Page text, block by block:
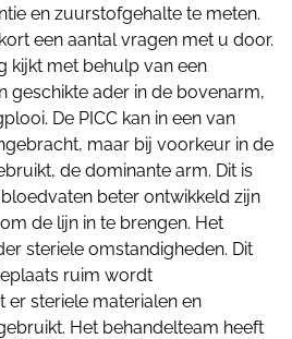
en zuurstofgehalte te meten.
een aantal vragen met u door.
kijkt met behulp van een
geschikte ader in de bovenarm,
De PICC kan in een van
maar bij voorkeur in de
de dominante arm. Dit is
beter ontwikkeld zijn
de lijn in te brengen. Het
steriele omstandigheden. Dit
ruim wordt
er steriele materialen en
Het behandelteam heeft